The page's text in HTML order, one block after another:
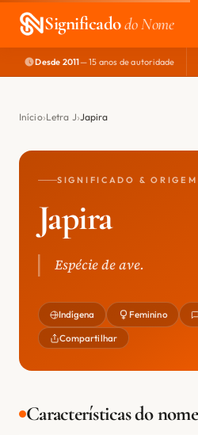
Significadodo Nome
EXPLORAR
NOME PERFEITO
Desde 2011— 15 anos de autoridade
Início Letra J Japira
SIGNIFICADO & ORIGEM
Japira
Espécie de ave.
Indígena Feminino
Compartilhar
Características do nome